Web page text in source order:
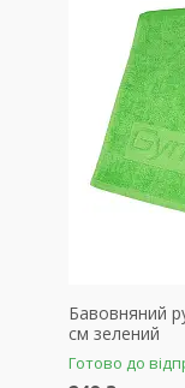
Бавовняний
см зелений
Готово до